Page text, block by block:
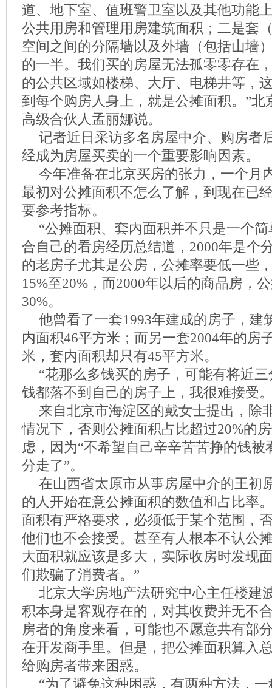
道、地下室、值班警卫室以及其他功能
公共用房和管理用房建筑面积；二是套
空间之间的分隔墙以及外墙（包括山墙
的一半。我们买的房屋无法孤零零存在
的公共区域如楼梯、大厅、电梯井等，
到每个购房人身上，就是公摊面积。”北
高级合伙人孟丽娜说。
记者近日采访多名房屋中介、购房者
经成为房屋买卖的一个重要影响因素。
今年准备在北京买房的张力，一个月
最初对公摊面积不怎么了解，到现在已
要参考指标。
“公摊面积、套内面积并不只是一个
合自己的看房经历总结道，2000年是个
的老房子尤其是公房，公摊率要低一些
15%至20%，而2000年以后的商品房，
30%。
他曾看了一套1993年建成的房子，建
内面积46平方米；而另一套2004年的房
米，套内面积却只有45平方米。
“花那么多钱买的房子，可能有将近
钱都落不到自己的房子上，我很难接受
来自北京市海淀区的戴女士提出，除
情况下，否则公摊面积占比超过20%的
虑，因为“不希望自己辛辛苦苦挣的钱被
分走了”。
在山西省太原市从事房屋中介的王初
的人开始在意公摊面积的数值和占比率
面积有严格要求，必须低于某个范围，
他们也不会接受。甚至有人根本不认公
大面积就应该是多大，实际收房时发现
们欺骗了消费者。”
北京大学房地产法研究中心主任楼建
积本身是客观存在的，对其收费并无不
房者的角度来看，可能也不愿意共有部
在开发商手里。但是，把公摊面积算入
给购房者带来困惑。
“为了避免这种困惑，有两种方法，